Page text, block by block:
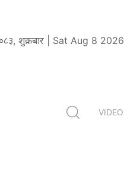
२०८३, शुक्रबार | Sat Aug 8 2026
VIDEO